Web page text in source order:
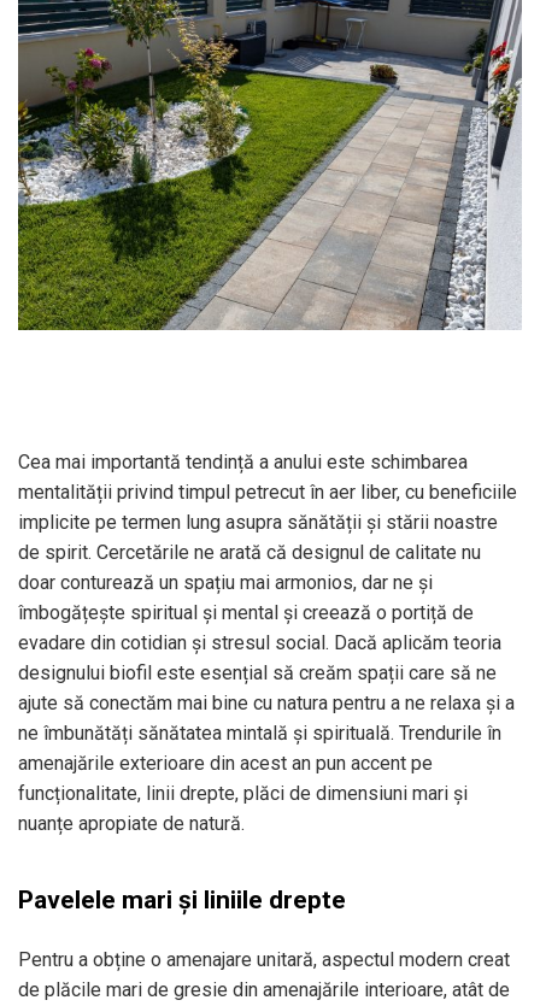
Cea mai importantă tendință a anului este schimbarea
mentalității privind timpul petrecut în aer liber, cu beneficiile
implicite pe termen lung asupra sănătății și stării noastre
de spirit. Cercetările ne arată că designul de calitate nu
doar conturează un spațiu mai armonios, dar ne și
îmbogățește spiritual și mental și creează o portiță de
evadare din cotidian și stresul social. Dacă aplicăm teoria
designului biofil este esențial să creăm spații care să ne
ajute să conectăm mai bine cu natura pentru a ne relaxa și a
ne îmbunătăți sănătatea mintală și spirituală. Trendurile în
amenajările exterioare din acest an pun accent pe
funcționalitate, linii drepte, plăci de dimensiuni mari și
nuanțe apropiate de natură.
Pavelele mari și liniile drepte
Pentru a obține o amenajare unitară, aspectul modern creat
de plăcile mari de gresie din amenajările interioare, atât de